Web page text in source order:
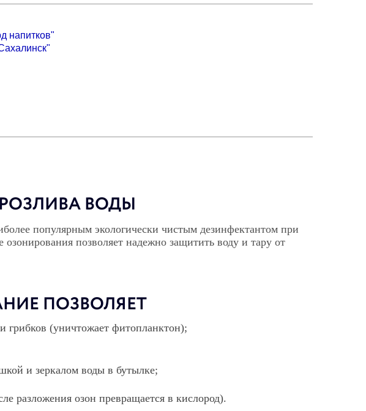
ВОДЫ
популярным экологически чистым дезинфектантом при
позволяет надежно защитить воду и тару от
ПОЗВОЛЯЕТ
грибков (уничтожает фитопланктон);
и зеркалом воды в бутылке;
разложения озон превращается в кислород).